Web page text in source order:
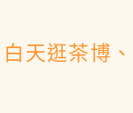
天逛茶博、